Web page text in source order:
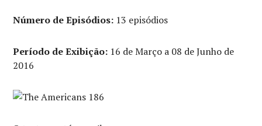
Número de Episódios: 13 episódios
Período de Exibição: 16 de Março a 08 de Junho de
2016